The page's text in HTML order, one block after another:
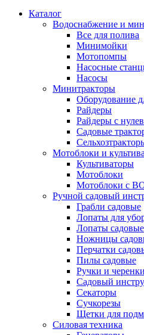
Каталог
Водоснабжение и
Все для полива
Минимойки
Мотопомпы
Насосные
Насосы
Минитракторы
Оборудование
Райдеры
Райдеры с
Садовые
Мотоблоки и
Культиваторы
Мотоблоки
Мотоблоки с
Ручной садовый
Грабли садовые
Лопаты для
Лопаты садовые
Ножницы
Перчатки
Пилы садовые
Ручки и
Садовый
Секаторы
Сучкорезы
Щетки для
Силовая техника